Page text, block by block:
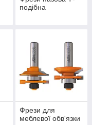
подібна
Фрези для
меблевої обв'язки